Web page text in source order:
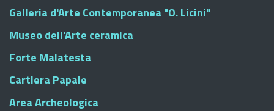
Galleria d'Arte Contemporanea "O. Licini"
Museo dell'Arte ceramica
Forte Malatesta
Cartiera Papale
Area Archeologica